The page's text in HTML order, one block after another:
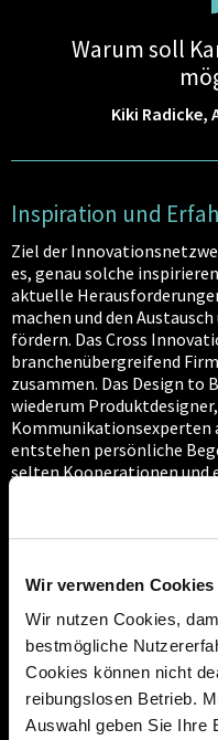
Wir verwenden Cookies
Wir nutzen Cookies,
bestmögliche
Cookies können nicht
reibungslosen Betrieb.
Auswahl geben Sie Ihre
Warum soll
Kiki Radicke,
Inspiration und
Ziel der
es, genau solche
aktuelle
machen und den
fördern. Das Cross
branchenübergreifend
zusammen. Das Design to
wiederum
Kommunikationsexperten
entstehen persönliche
selten Kooperationen und
begleitet die IHK aktiv.
Impressionen
2023